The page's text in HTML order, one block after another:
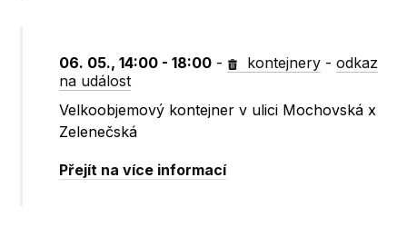
06. 05., 14:00 - 18:00 - kontejnery -odkaz
na událost
Velkoobjemový kontejner v ulici Mochovská x
Zelenečská
Přejít na více informací